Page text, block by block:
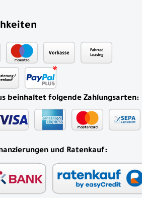
beinhaltet folgende Zahlungsarten:
und Ratenkauf: